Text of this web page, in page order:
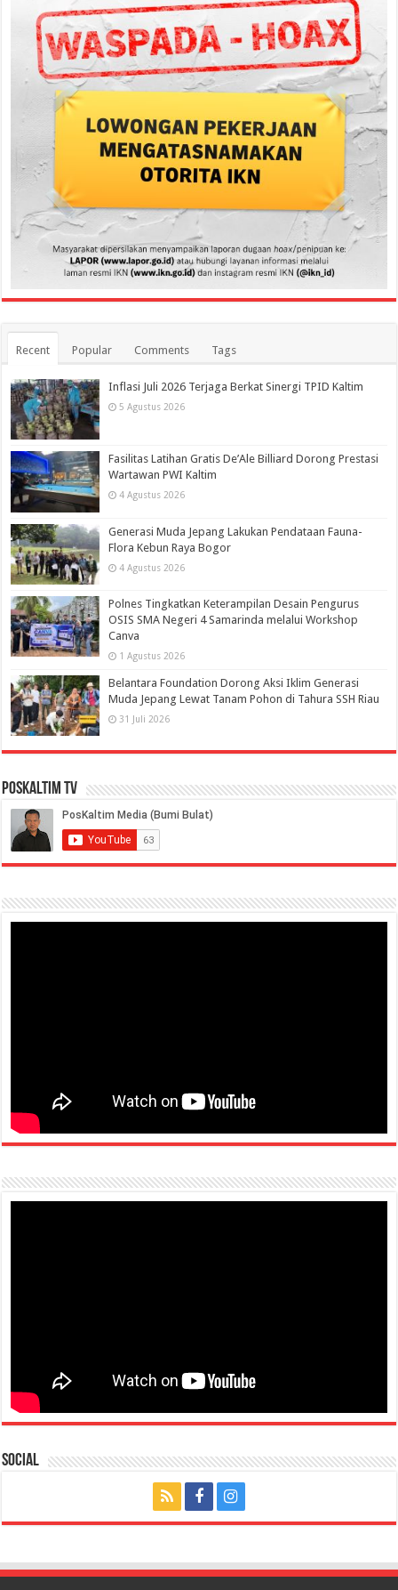
Recent Popular Comments Tags
Inflasi Juli 2026 Terjaga Berkat Sinergi TPID Kaltim
5 Agustus 2026
Fasilitas Latihan Gratis De’Ale Billiard Dorong Prestasi
Wartawan PWI Kaltim
4 Agustus 2026
Generasi Muda Jepang Lakukan Pendataan Fauna-
Flora Kebun Raya Bogor
4 Agustus 2026
Polnes Tingkatkan Keterampilan Desain Pengurus
OSIS SMA Negeri 4 Samarinda melalui Workshop
Canva
1 Agustus 2026
Belantara Foundation Dorong Aksi Iklim Generasi
Muda Jepang Lewat Tanam Pohon di Tahura SSH Riau
31 Juli 2026
PosKaltim TV
Social